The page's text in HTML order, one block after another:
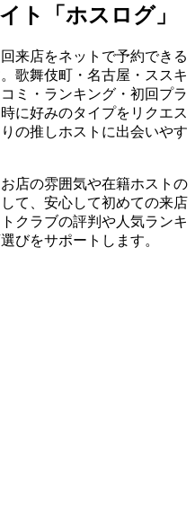
ト「ホスログ」
来店をネットで予約できる
歌舞伎町・名古屋・ススキ
ミ・ランキング・初回プラ
に好みのタイプをリクエス
の推しホストに出会いやす
店の雰囲気や在籍ホストの
て、安心して初めての来店
クラブの評判や人気ランキ
びをサポートします。